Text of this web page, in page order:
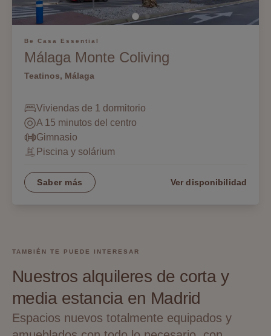
Be Casa Essential
Málaga Monte Coliving
Teatinos, Málaga
Viviendas de 1 dormitorio
A 15 minutos del centro
Gimnasio
Piscina y solárium
Saber más Ver disponibilidad
TAMBIÉN TE PUEDE INTERESAR
Nuestros alquileres de corta y
media estancia en Madrid
Espacios nuevos totalmente equipados y